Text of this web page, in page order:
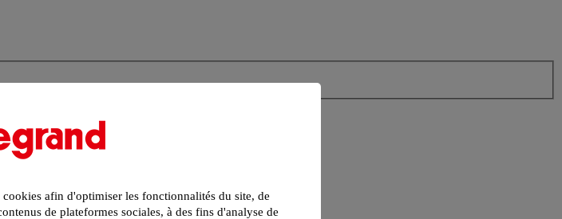
afin d'optimiser les fonctionnalités du site, de
de plateformes sociales, à des fins d'analyse de